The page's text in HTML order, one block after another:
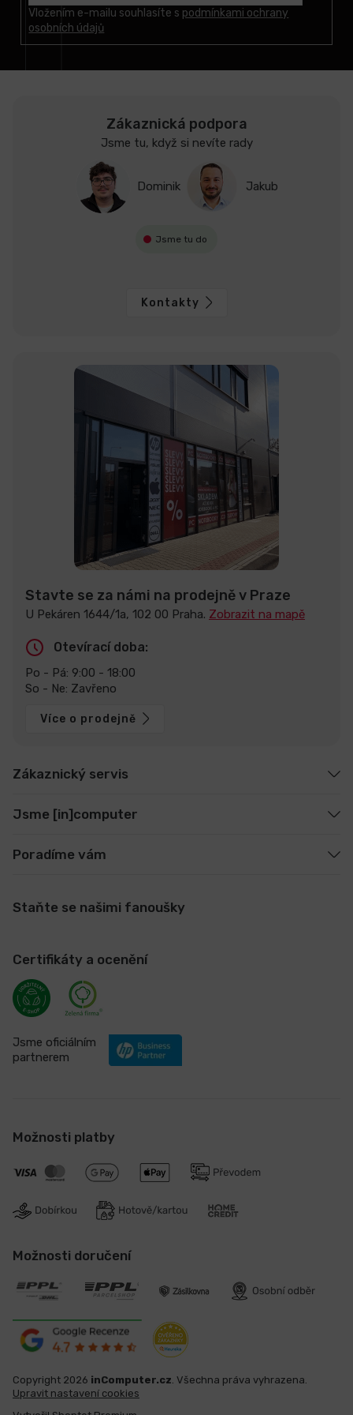
Vložením e-mailu souhlasíte s podmínkami ochrany
osobních údajů
Zákaznická podpora
Jsme tu, když si nevíte rady
Dominik Jakub
Jsme tu do
Kontakty
Stavte se za námi na prodejně v Praze
U Pekáren 1644/1a, 102 00 Praha. Zobrazit na mapě
Otevírací doba:
Po - Pá: 9:00 - 18:00
So - Ne: Zavřeno
Více o prodejně
Zákaznický servis
Jsme [in]computer
Poradíme vám
Staňte se našimi fanoušky
Certifikáty a ocenění
Jsme oficiálním
partnerem
Možnosti platby
Možnosti doručení
Copyright 2026 inComputer.cz. Všechna práva vyhrazena.
Upravit nastavení cookies